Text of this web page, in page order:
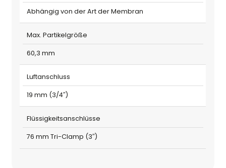
Abhängig von der Art der Membran
Max. Partikelgröße
60,3 mm
Luftanschluss
19 mm (3/4″)
Flüssigkeitsanschlüsse
76 mm Tri-Clamp (3″)